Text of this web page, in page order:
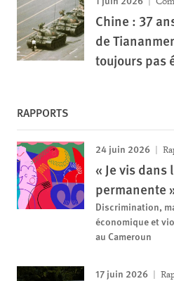
Chine : 37
de
toujours pas
RAPPORTS
24 juin 2026
« Je vis dans
permanente
Discrimination,
économique et
au Cameroun
17 juin 2026